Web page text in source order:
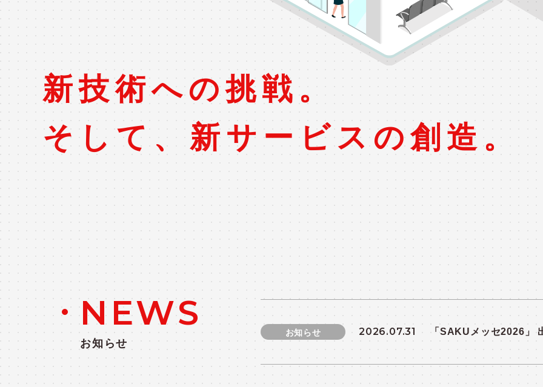
新技術への挑戦。
そして、 新サービスの創造。
NEWS
お知らせ
お知らせ 2026.07.31 「SAKUメッセ2026」